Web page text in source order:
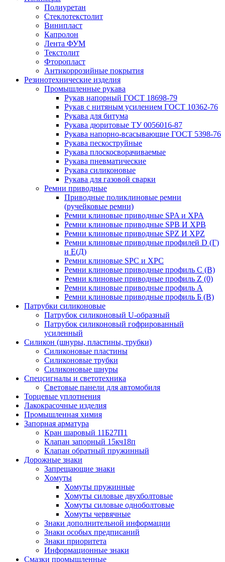
Полиуретан
Стеклотекстолит
Винипласт
Капролон
Лента ФУМ
Текстолит
Фторопласт
Антикоррозийные покрытия
Резинотехнические изделия
Промышленные рукава
Рукав напорный ГОСТ 18698-79
Рукав с нитяным усилением ГОСТ 10362-76
Рукава для битума
Рукава дюритовые ТУ 0056016-87
Рукава напорно-всасывающие ГОСТ 5398-76
Рукава пескоструйные
Рукава плоскосворачиваемые
Рукава пневматические
Рукава силиконовые
Рукава для газовой сварки
Ремни приводные
Приводные поликлиновые ремни
(ручейковые ремни)
Ремни клиновые приводные SPA и XPA
Ремни клиновые приводные SPB И XPB
Ремни клиновые приводные SPZ И XPZ
Ремни клиновые приводные профилей D (Г)
и Е(Д)
Ремни клиновые SPC и XPC
Ремни клиновые приводные профиль C (В)
Ремни клиновые приводные профиль Z (0)
Ремни клиновые приводные профиль А
Ремни клиновые приводные профиль Б (B)
Патрубки силиконовые
Патрубок силиконовый U-образный
Патрубок силиконовый гофрированный
усиленный
Силикон (шнуры, пластины, трубки)
Силиконовые пластины
Силиконовые трубки
Силиконовые шнуры
Спецсигналы и светотехника
Световые панели для автомобиля
Торцевые уплотнения
Лакокрасочные изделия
Промышленная химия
Запорная арматура
Кран шаровый 11Б27П1
Клапан запорный 15кч18п
Клапан обратный пружинный
Дорожные знаки
Запрещающие знаки
Хомуты
Хомуты пружинные
Хомуты силовые двухболтовые
Хомуты силовые одноболтовые
Хомуты червячные
Знаки дополнительной информации
Знаки особых предписаний
Знаки приоритета
Информационные знаки
Смазки промышленные